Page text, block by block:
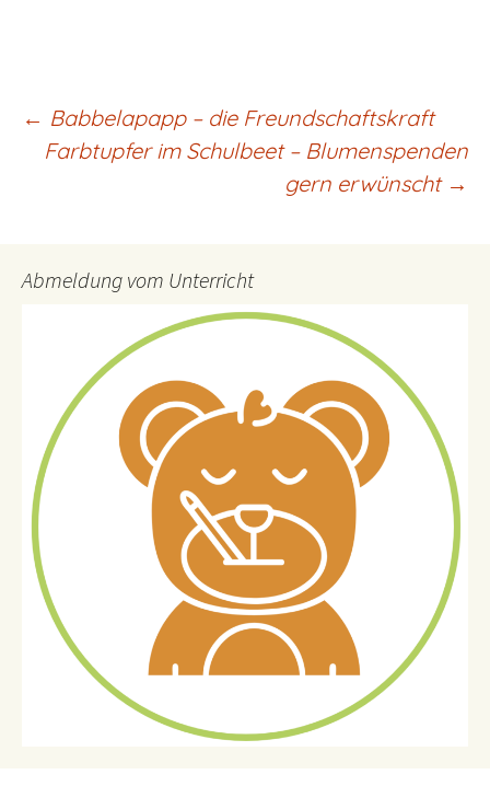
Beitragsnavigation
← Babbelapapp – die Freundschaftskraft
Farbtupfer im Schulbeet – Blumenspenden
gern erwünscht →
Abmeldung vom Unterricht